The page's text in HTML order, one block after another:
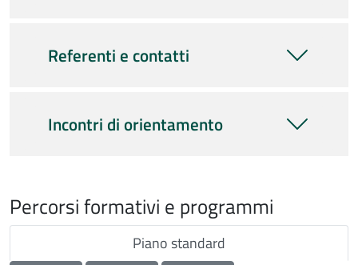
Referenti e contatti
Incontri di orientamento
Percorsi formativi e programmi
Piano standard